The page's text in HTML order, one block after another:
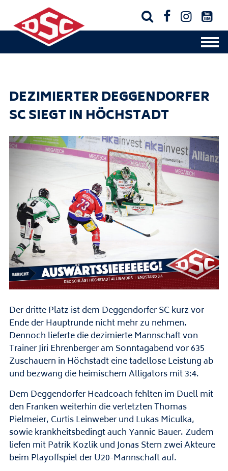
   
DEZIMIERTER DEGGENDORFER
SC SIEGT IN HÖCHSTADT
Der dritte Platz ist dem Deggendorfer SC kurz vor
Ende der Hauptrunde nicht mehr zu nehmen.
Dennoch lieferte die dezimierte Mannschaft von
Trainer Jiri Ehrenberger am Sonntagabend vor 635
Zuschauern in Höchstadt eine tadellose Leistung ab
und bezwang die heimischem Alligators mit 3:4.
Dem Deggendorfer Headcoach fehlten im Duell mit
den Franken weiterhin die verletzten Thomas
Pielmeier, Curtis Leinweber und Lukas Miculka,
sowie krankheitsbedingt auch Yannic Bauer. Zudem
liefen mit Patrik Kozlik und Jonas Stern zwei Akteure
beim Playoffspiel der U20-Mannschaft auf.